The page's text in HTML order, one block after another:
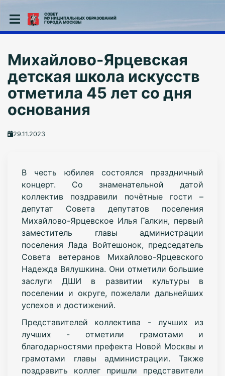
СОВЕТ
МУНИЦИПАЛЬНЫХ ОБРАЗОВАНИЙ
ГОРОДА МОСКВЫ
Михайлово-Ярцевская
детская школа искусств
отметила 45 лет со дня
основания
29.11.2023
В честь юбилея состоялся праздничный
концерт. Со знаменательной датой
коллектив поздравили почётные гости –
депутат Совета депутатов поселения
Михайлово-Ярцевское Илья Галкин, первый
заместитель главы администрации
поселения Лада Войтешонок, председатель
Совета ветеранов Михайлово-Ярцевского
Надежда Вялушкина. Они отметили большие
заслуги ДШИ в развитии культуры в
поселении и округе, пожелали дальнейших
успехов и достижений.
Представителей коллектива - лучших из
лучших - отметили грамотами и
благодарностями префекта Новой Москвы и
грамотами главы администрации. Также
поздравить коллег пришли представители